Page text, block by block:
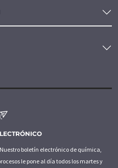
boletín electrónico de química,
le pone al día todos los martes y